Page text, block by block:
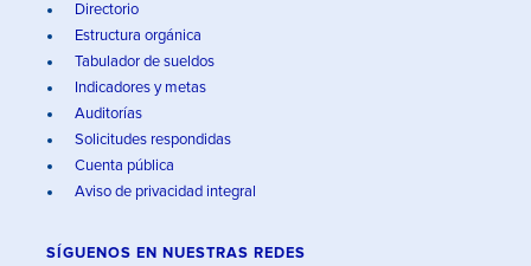
Directorio
Estructura orgánica
Tabulador de sueldos
Indicadores y metas
Auditorías
Solicitudes respondidas
Cuenta pública
Aviso de privacidad integral
SÍGUENOS EN NUESTRAS REDES